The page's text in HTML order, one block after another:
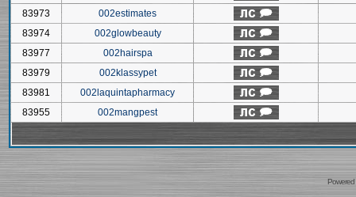
83973
002estimates
83974
002glowbeauty
83977
002hairspa
83979
002klassypet
83981
002laquintapharmacy
83955
002mangpest